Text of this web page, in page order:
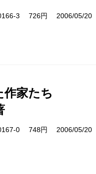
3 726円 2006/05/20
作家たち
0 748円 2006/05/20